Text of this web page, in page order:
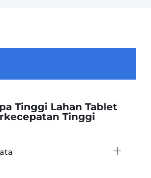
Tinggi Lahan Tablet
Tinggi